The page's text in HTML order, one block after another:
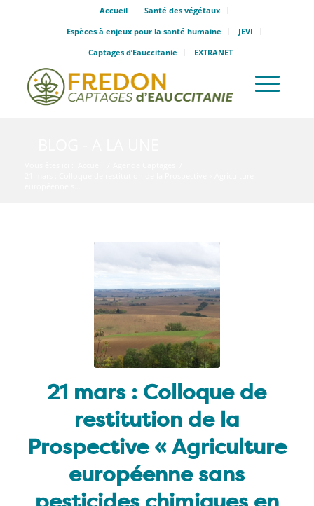
Accueil
Santé des végétaux
Espèces à enjeux pour la santé humaine
JEVI
Captages d’Eauccitanie
EXTRANET
21 mars : Colloque de
restitution de la
Prospective « Agriculture
européenne sans